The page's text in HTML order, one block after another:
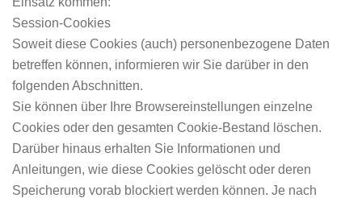
Session-Cookies
Soweit diese Cookies (auch) personenbezogene Daten
betreffen können, informieren wir Sie darüber in den
folgenden Abschnitten.
Sie können über Ihre Browsereinstellungen einzelne
Cookies oder den gesamten Cookie-Bestand löschen.
Darüber hinaus erhalten Sie Informationen und
Anleitungen, wie diese Cookies gelöscht oder deren
Speicherung vorab blockiert werden können. Je nach